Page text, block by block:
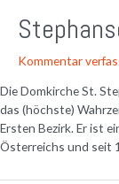
Kommentar
Die Domkirche St.
das (höchste)
Ersten Bezirk. Er ist
Österreichs und seit